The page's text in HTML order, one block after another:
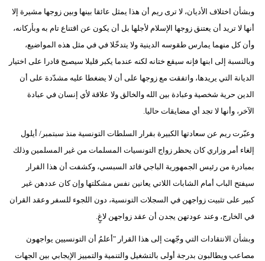
وبشأن اختلاف الأديان، لا ترى ريم أن هذا يمثل عائقا بينها وبين زوجها مشيرة إلا
أنها لا تريد أن يعتنق زوجها الإسلام لأجلها بل أن يكون عن اقتناع تام به وبأركانه،
وأن كل منهما يمارس طقوسه الدينية ولا يتدخّلا في في مثل هذه المواضيع،
وبالنسبة إلى ابنها فإنه سيقع ختانه لكنه عندما يكبر قليلا سيصبح قادرا على اختيار
الديانة التي يريدها، واتفقت مع زوجها على أن لا يضغطا عليه مشدّدة على أن
الدين حرية شخصية وعبادة بين الله والخالق ولا علاقة لأي إنسان في عبادة
الآخر، وأنها لا تجد أي مضايقات حاليا.
وعبّرت ريم عن سعادتها الكبيرة بقرار السلطات التونسية منذ سبتمبر/ أيلول
إلغاء أمر وزاري كان يحظر زواج التونسيات المسلمات من غير المسلمين وذلك
بمبادرة من رئيس الجمهورية الباجي قائد السبسي، وكشفت أن هذا القرار
سيفتح الباب أمام الشابات اللاتي يعانين نفس مشكلتها وإن كان عددهن غير
كبير على تثبيت زواجهن في السجلات التونسية، دون اللجوء للسفر وعقد القران
في الخارج، وعند عودتهن يجدن أن عقد زواجهن لاغٍ.
وبشأن الانتقادات التي وجّهت إلى هذا القرار "أعلمُ أن التونسيين يواجهون
مصاعب ويطالبون بدرجة أولى بالتشغيل والتنمية والتمييز الإيجابي بين الجهات